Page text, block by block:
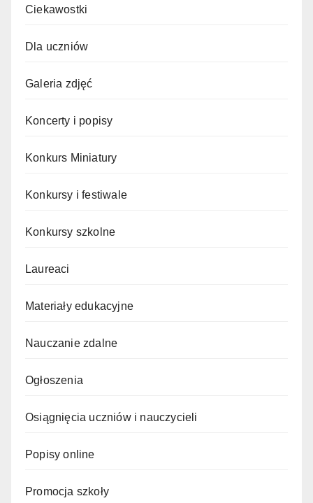
Ciekawostki
Dla uczniów
Galeria zdjęć
Koncerty i popisy
Konkurs Miniatury
Konkursy i festiwale
Konkursy szkolne
Laureaci
Materiały edukacyjne
Nauczanie zdalne
Ogłoszenia
Osiągnięcia uczniów i nauczycieli
Popisy online
Promocja szkoły